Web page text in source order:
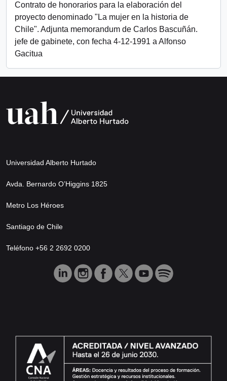
Contrato de honorarios para la elaboración del
proyecto denominado "La mujer en la historia de
Chile". Adjunta memorandum de Carlos Bascuñán.
jefe de gabinete, con fecha 4-12-1991 a Alfonso
Gacitua
Universidad Alberto Hurtado
Avda. Bernardo O’Higgins 1825
Metro Los Héroes
Santiago de Chile
Teléfono +56 2 2692 0200